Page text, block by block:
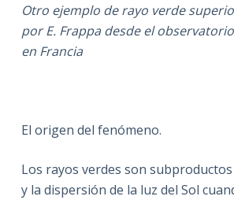
Otro ejemplo de rayo verde
por E. Frappa desde el
en Francia
El origen del fenómeno.
Los rayos verdes son
y la dispersión de la luz del Sol